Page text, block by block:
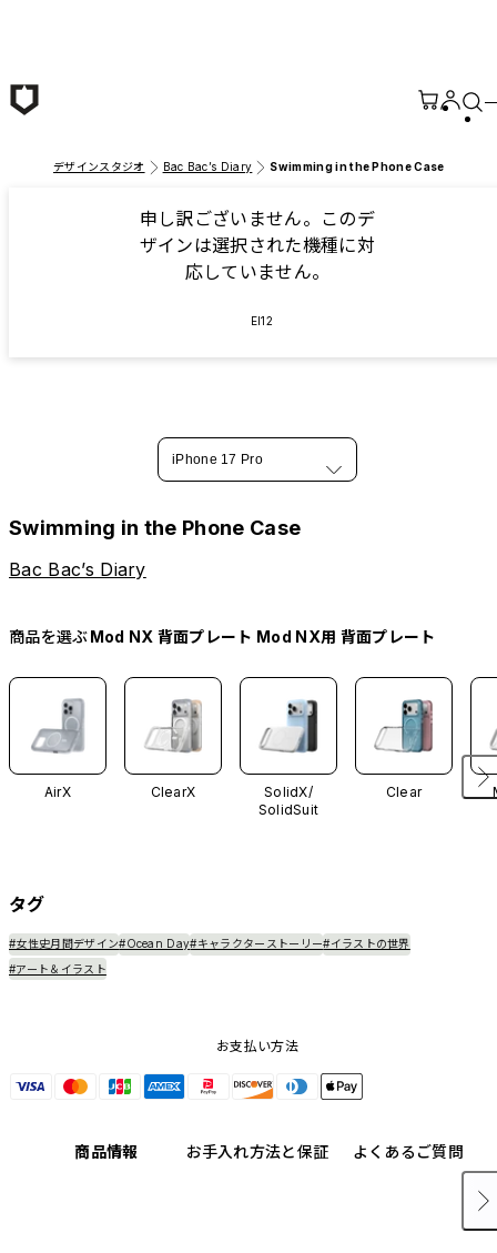
デザインスタジオ Bac Bac’s Diary Swimming in the Phone Case
申し訳ございません。このデ
ザインは選択された機種に対
応していません。
EI12
iPhone 17 Pro
Swimming in the Phone Case
Bac Bac’s Diary
商品を選ぶMod NX 背面プレート Mod NX用 背面プレート
AirX ClearX
SolidX/
SolidSuit
Clear
タグ
#女性史月間デザイン#Ocean Day#キャラクターストーリー#イラストの世界
#アート＆イラスト
お支払い方法
商品情報 お手入れ方法と保証 よくあるご質問